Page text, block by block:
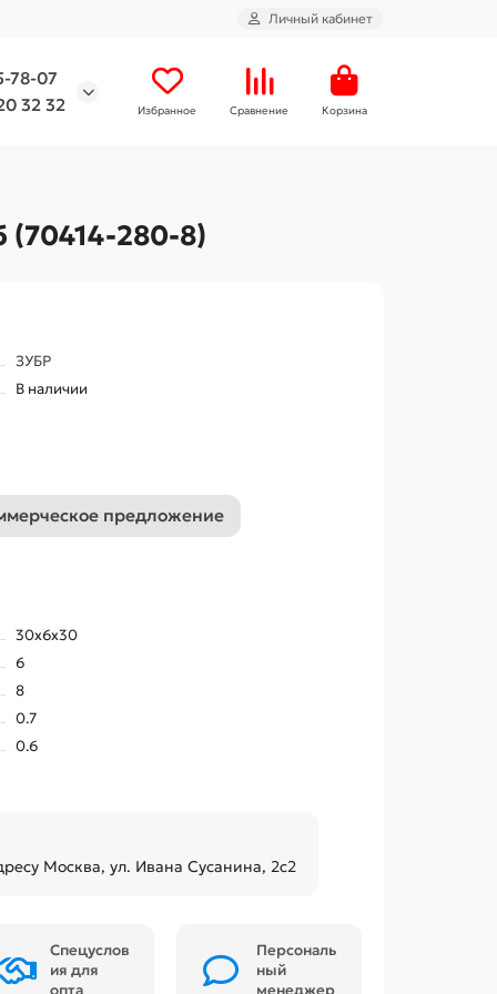
Личный кабинет
78-07
32 32
Избранное Сравнение Корзина
280-8)
ЗУБР
В наличии
предложение
30х6х30
6
8
0.7
0.6
Москва, ул. Ивана Сусанина, 2с2
Спецуслов
ия для
опта
Персональ
ный
менеджер